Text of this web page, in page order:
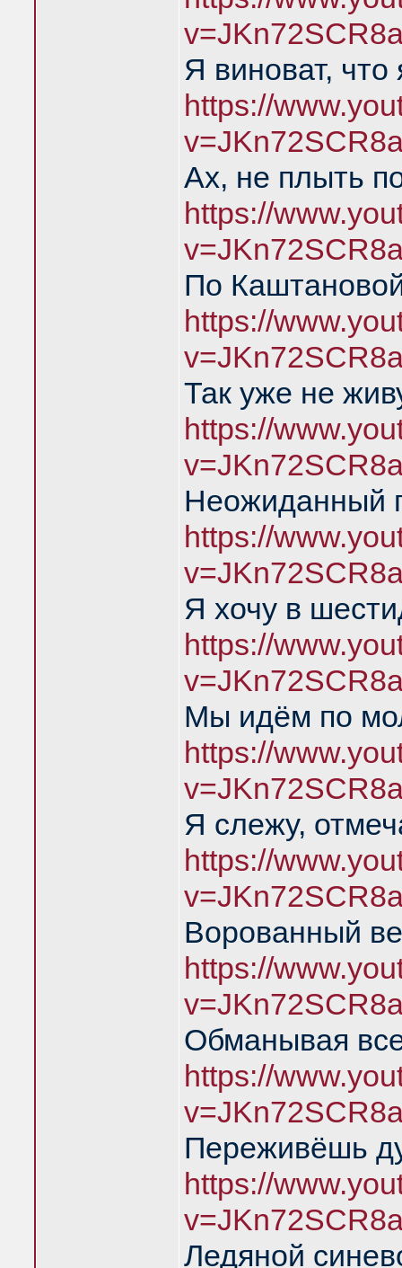
Я виноват,
https://
Ах, не плыть
https://
По
https://
Так уже не
https://
Неожиданный
https://
Я хочу в
https://
Мы идём по
https://
Я слежу,
https://
Ворованный
https://
Обманывая
https://
Переживёшь
https://
Ледяной